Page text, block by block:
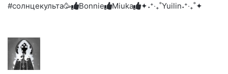
#солнцекульта🥳
Bonnie Miuka ✦˖⁺‧₊˚Yuilin˖⁺‧₊˚✦